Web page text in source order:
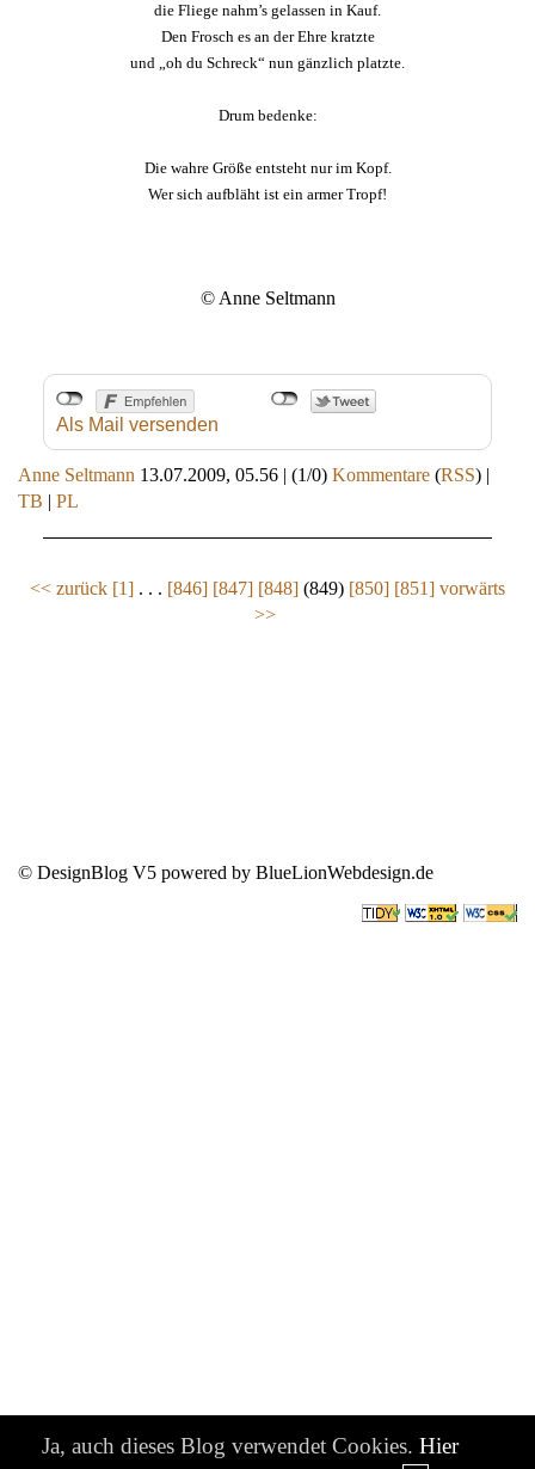
die Fliege nahm’s gelassen in Kauf.
Den Frosch es an der Ehre kratzte
und „oh du Schreck“ nun gänzlich platzte.
Drum bedenke:
Die wahre Größe entsteht nur im Kopf.
Wer sich aufbläht ist ein armer Tropf!
© Anne Seltmann
Als Mail versenden
Anne Seltmann 13.07.2009, 05.56 | (1/0) Kommentare (RSS) |
TB | PL
<< zurück [1] . . . [846] [847] [848] (849) [850] [851] vorwärts
>>
© DesignBlog V5 powered by BlueLionWebdesign.de
Ja, auch dieses Blog verwendet Cookies. Hier